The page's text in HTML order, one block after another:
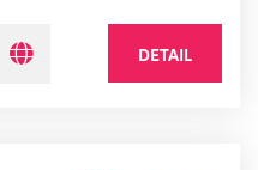
DETAIL